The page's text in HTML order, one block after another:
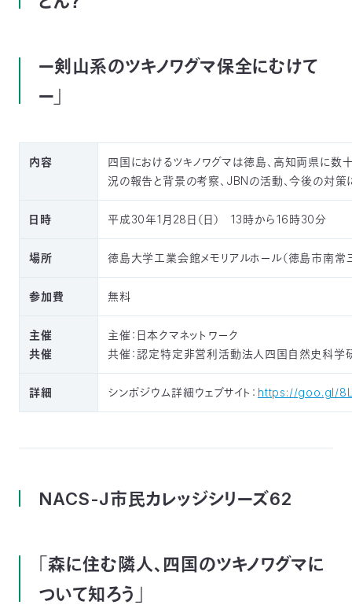
表）
閉じる
ー剣山系のツキノワグマ保全にむけて
ー」
内容
四国におけるツキノワグマは徳島、高知両県に数
況の報告と背景の考察、JBNの活動、今後の対策
日時 平成30年1月28日（日） 13時から16時30分
場所 徳島大学工業会館メモリアルホール（徳島市南常
参加費 無料
主催
共催
主催：日本クマネットワーク
共催：認定特定非営利活動法人四国自然史科学
詳細 シンポジウム詳細ウェブサイト： https://goo.gl/
NACS-J市民カレッジシリーズ62
「森に住む隣人、四国のツキノワグマに
ついて知ろう」